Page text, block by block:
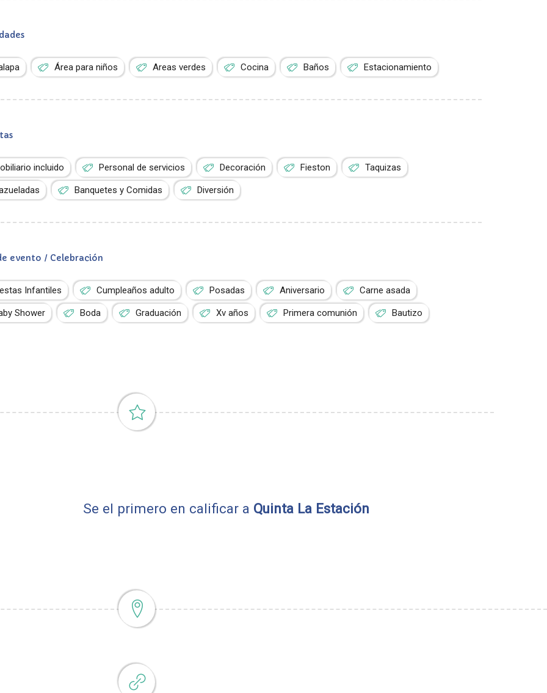
Área para niños Areas verdes Cocina Baños Estacionamiento
incluido Personal de servicios Decoración Fieston Taquizas
Banquetes y Comidas Diversión
evento / Celebración
Infantiles Cumpleaños adulto Posadas Aniversario Carne asada
Shower Boda Graduación Xv años Primera comunión Bautizo
Se el primero en calificar a Quinta La Estación